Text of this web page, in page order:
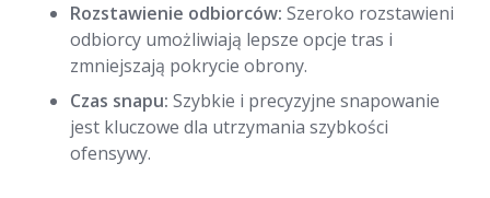
Rozstawienie odbiorców: Szeroko rozstawieni
odbiorcy umożliwiają lepsze opcje tras i
zmniejszają pokrycie obrony.
Czas snapu: Szybkie i precyzyjne snapowanie
jest kluczowe dla utrzymania szybkości
ofensywy.